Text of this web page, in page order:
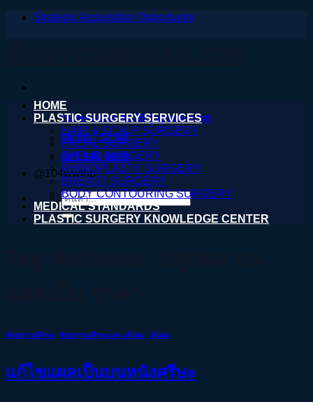
ข้าม
Strategic Acquisition Opportunity
nareeratsale936@gmail.com
08:00 - 17:00
061 590 6036
@104wwihb
ค้นหา:
HOME
PLASTIC SURGERY SERVICES
HAIR & SCALP SURGERY
FACIAL SURGERY
EYELID SURGERY
RHINOPLASTY SURGERY
BREAST SURGERY
BODY CONTOURING SURGERY
MEDICAL STANDARDS
PLASTIC SURGERY KNOWLEDGE CENTER
ศัลยกรรมศีรษะ ศัลยกรรมศีรษะและเส้นผม เส้นผม
แก้ไขแผลเป็นบนหนังศรีษะ